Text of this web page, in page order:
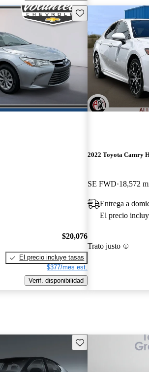
Guarda este Aviso
$20,076
El precio incluye tasas
$377/mes est.
Verif. disponibilidad
2022 Toyota Camry
SE FWD 18,572
Entrega a
El precio
Trato justo
Guarda este Aviso